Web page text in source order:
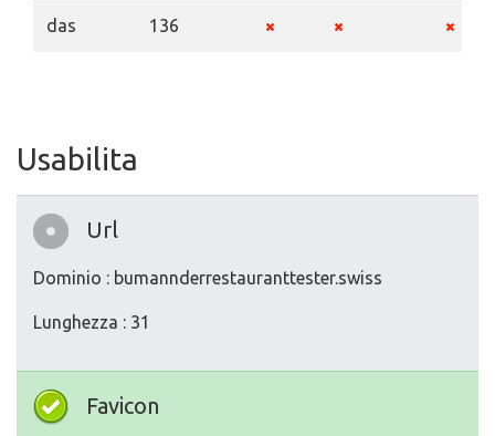
das 136
Usabilita
Url
Dominio : bumannderrestauranttester.swiss
Lunghezza : 31
Favicon